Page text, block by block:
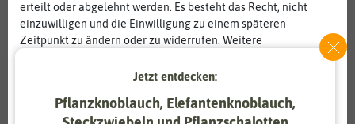
erteilt oder abgelehnt werden. Es besteht das Recht, nicht
einzuwilligen und die Einwilligung zu einem späteren
Zeitpunkt zu ändern oder zu widerrufen. Weitere
Informationen zur Verwendung personenbezogener Daten und
den Diensten erklären wir in unsererDaten­schutz­erklärung
Essenziell Statistik
Jetzt entdecken:
Pflanzknoblauch, Elefantenknoblauch,